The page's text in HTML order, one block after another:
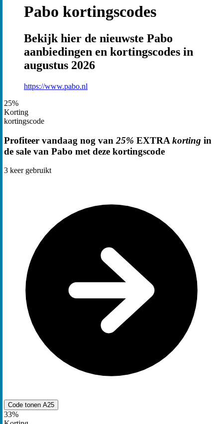
Pabo kortingscodes
Bekijk hier de nieuwste Pabo
aanbiedingen en kortingscodes in
augustus 2026
https://www.pabo.nl
25%
Korting
kortingscode
Profiteer vandaag nog van 25% EXTRA korting in
de sale van Pabo met deze kortingscode
3 keer gebruikt
Code tonen A25
33%